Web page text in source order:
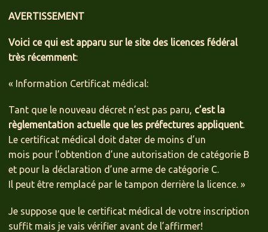
AVERTISSEMENT
Voici ce qui est apparu sur le site des licences fédéral
très récemment:
« Information Certificat médical:
Tant que le nouveau décret n’est pas paru, c’est la
règlementation actuelle que les préfectures appliquent.
Le certificat médical doit dater de moins d’un
mois pour l’obtention d’une autorisation de catégorie B
et pour la déclaration d’une arme de catégorie C.
Il peut être remplacé par le tampon derrière la licence. »
Je suppose que le certificat médical de votre inscription
suffit mais je vais vérifier avant de l’affirmer!